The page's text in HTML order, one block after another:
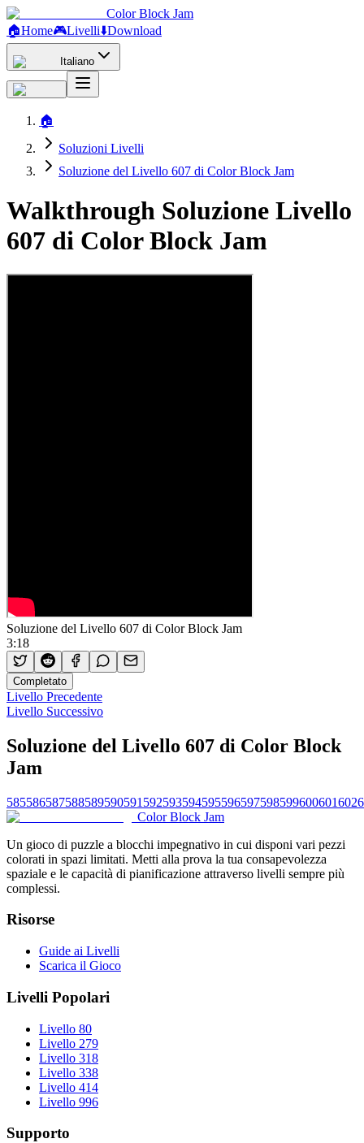
Color Block Jam
🏠Home🎮Livelli⬇️Download
Italiano
🏠
Soluzioni Livelli
Soluzione del Livello 607 di Color Block Jam
Walkthrough Soluzione Livello
607 di Color Block Jam
Soluzione del Livello 607 di Color Block Jam
3:18
Completato
Livello Precedente
Livello Successivo
Soluzione del Livello 607 di Color Block
Jam
585586587588589590591 592593594595596597598599600601602
Color Block Jam
Un gioco di puzzle a blocchi impegnativo in cui disponi vari pezzi
colorati in spazi limitati. Metti alla prova la tua consapevolezza
spaziale e le capacità di pianificazione attraverso livelli sempre più
complessi.
Risorse
Guide ai Livelli
Scarica il Gioco
Livelli Popolari
Livello 80
Livello 279
Livello 318
Livello 338
Livello 414
Livello 996
Supporto